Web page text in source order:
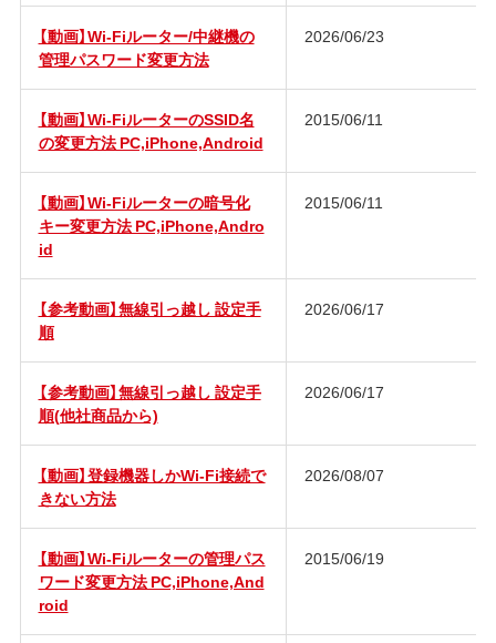
【動画】Wi-Fiルーター/中継機の
管理パスワード変更方法
2026/06/23
【動画】Wi-FiルーターのSSID名
の変更方法 PC,iPhone,Android
2015/06/11
【動画】Wi-Fiルーターの暗号化
キー変更方法 PC,iPhone,Andro
id
2015/06/11
【参考動画】無線引っ越し 設定手
順
2026/06/17
【参考動画】無線引っ越し 設定手
順(他社商品から)
2026/06/17
【動画】登録機器しかWi-Fi接続で
きない方法
2026/08/07
【動画】Wi-Fiルーターの管理パス
ワード変更方法 PC,iPhone,And
roid
2015/06/19